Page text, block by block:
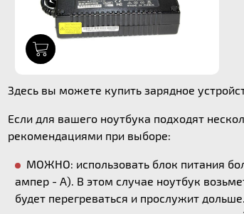
Здесь вы можете купить зарядное
Если для вашего ноутбука подходят
рекомендациями при выборе:
МОЖНО: использовать блок питания
ампер - А). В этом случае ноутбук
будет перегреваться и прослужит